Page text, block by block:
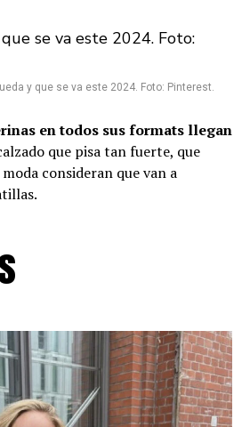
y que se va este 2024. Foto: Pinterest.
en todos sus formats llegan
que pisa tan fuerte, que
consideran que van a